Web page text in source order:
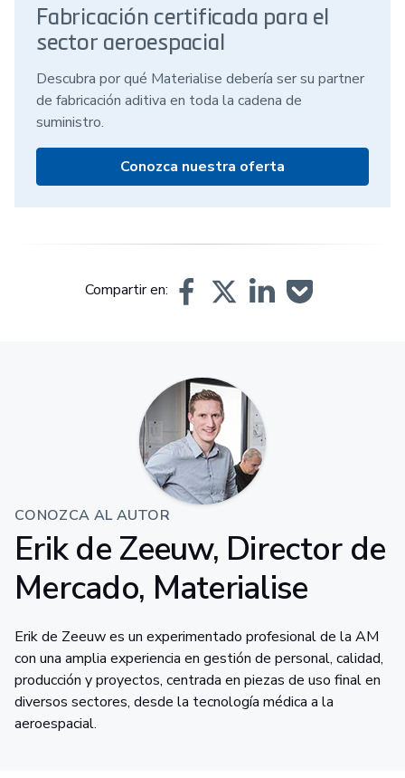
Fabricación certificada para el
sector aeroespacial
Descubra por qué Materialise debería ser su partner
de fabricación aditiva en toda la cadena de
suministro.
Conozca nuestra oferta
Compartir en:
CONOZCA AL AUTOR
Erik de Zeeuw, Director de
Mercado, Materialise
Erik de Zeeuw es un experimentado profesional de la AM
con una amplia experiencia en gestión de personal, calidad,
producción y proyectos, centrada en piezas de uso final en
diversos sectores, desde la tecnología médica a la
aeroespacial.